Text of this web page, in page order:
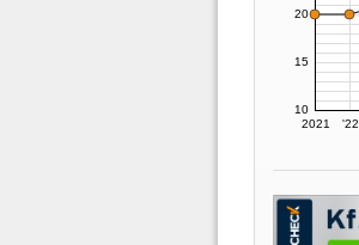
2021 '22
10
15
20